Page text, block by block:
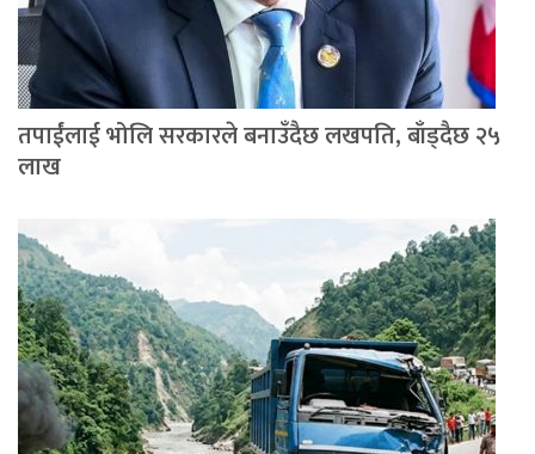
तपाईंलाई भोलि सरकारले बनाउँदैछ लखपति, बाँड्दैछ २५
लाख